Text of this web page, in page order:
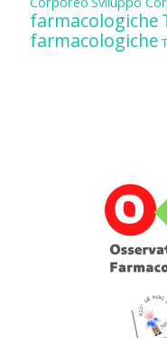
farmacologiche
farmacologiche